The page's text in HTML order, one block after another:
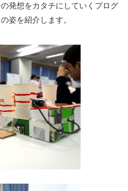
発想をカタチにしていくプログ
姿を紹介します。